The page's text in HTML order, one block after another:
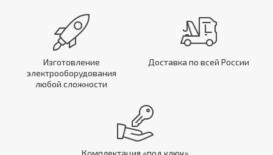
Изготовление
электрооборудования
любой сложности
Доставка по всей России
Комплектация «под ключ»